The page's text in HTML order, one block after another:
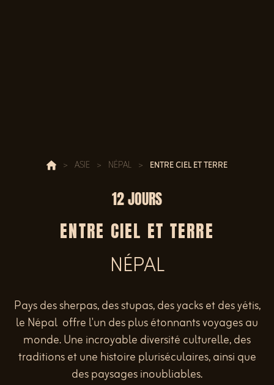
> ASIE > NÉPAL > ENTRE CIEL ET TERRE
12 JOURS
ENTRE CIEL ET TERRE
NÉPAL
Pays des sherpas, des stupas, des yacks et des yétis,
le Népal offre l'un des plus étonnants voyages au
monde. Une incroyable diversité culturelle, des
traditions et une histoire pluriséculaires, ainsi que
des paysages inoubliables.